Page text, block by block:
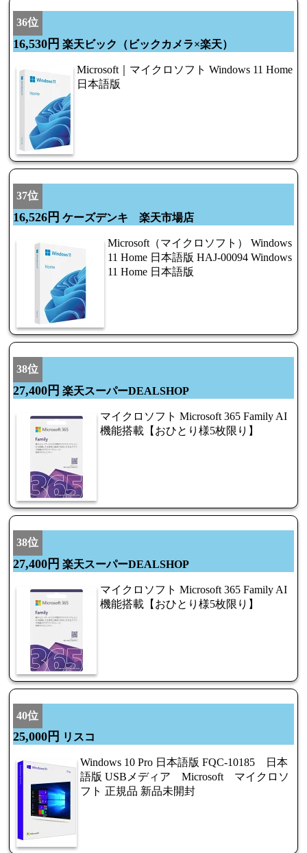
36位
16,530円 楽天ビック（ビックカメラ×楽天）
Microsoft｜マイクロソフト Windows 11 Home
日本語版
37位
16,526円 ケーズデンキ 楽天市場店
Microsoft（マイクロソフト） Windows
11 Home 日本語版 HAJ-00094 Windows
11 Home 日本語版
38位
27,400円 楽天スーパーDEALSHOP
マイクロソフト Microsoft 365 Family AI
機能搭載【おひとり様5枚限り】
38位
27,400円 楽天スーパーDEALSHOP
マイクロソフト Microsoft 365 Family AI
機能搭載【おひとり様5枚限り】
40位
25,000円 リスコ
Windows 10 Pro 日本語版 FQC-10185 日本
語版 USBメディア Microsoft マイクロソ
フト 正規品 新品未開封